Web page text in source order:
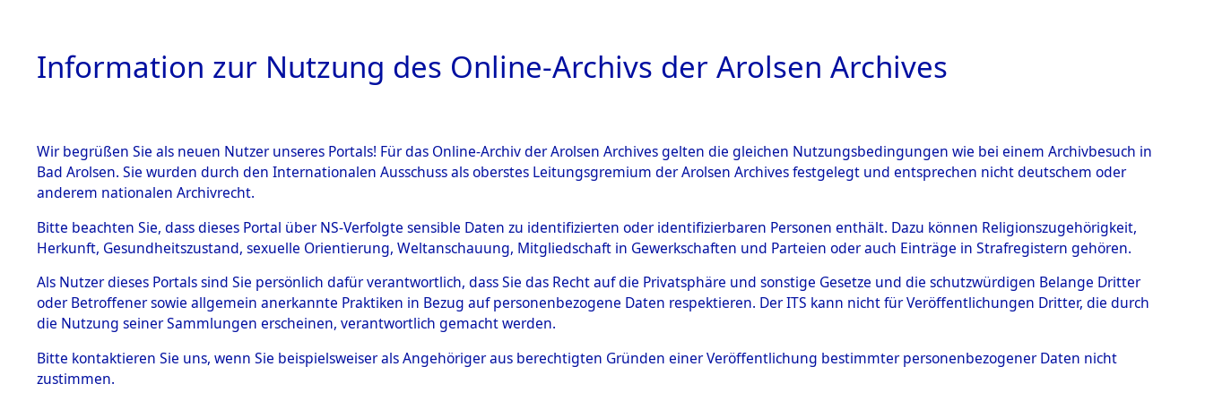
HOME BESTANDSBESCHREIBUNG ARCHIVALE ÜBERSICHT BILD
BESTÄNDE
Inhaftierungsdoku
mente
5. Verschiedenes
Todesmärsche
5.3.1 Alliierte
Ermittlungen zu den Orten Ebenried - Exing→0002 (84597753)
→0094 (84597847)
0094 (84597847)
Information zur Nutzung des Online-Archivs der Arolsen Archives
Wir begrüßen Sie als neuen Nutzer unseres Portals! Für das Online-Archiv der Arolsen Archives gelten die gleichen Nutzungsbedingungen wie bei einem Archivbesuch in
Bad Arolsen. Sie wurden durch den Internationalen Ausschuss als oberstes Leitungsgremium der Arolsen Archives festgelegt und entsprechen nicht deutschem oder
anderem nationalen Archivrecht.
Bitte beachten Sie, dass dieses Portal über NS-Verfolgte sensible Daten zu identifizierten oder identifizierbaren Personen enthält. Dazu können Religionszugehörigkeit,
Herkunft, Gesundheitszustand, sexuelle Orientierung, Weltanschauung, Mitgliedschaft in Gewerkschaften und Parteien oder auch Einträge in Strafregistern gehören.
Als Nutzer dieses Portals sind Sie persönlich dafür verantwortlich, dass Sie das Recht auf die Privatsphäre und sonstige Gesetze und die schutzwürdigen Belange Dritter
oder Betroffener sowie allgemein anerkannte Praktiken in Bezug auf personenbezogene Daten respektieren. Der ITS kann nicht für Veröffentlichungen Dritter, die durch
die Nutzung seiner Sammlungen erscheinen, verantwortlich gemacht werden.
Bitte kontaktieren Sie uns, wenn Sie beispielsweiser als Angehöriger aus berechtigten Gründen einer Veröffentlichung bestimmter personenbezogener Daten nicht
zustimmen.